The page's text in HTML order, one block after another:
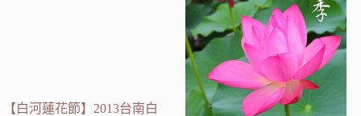
【白河蓮花節】2013台南白